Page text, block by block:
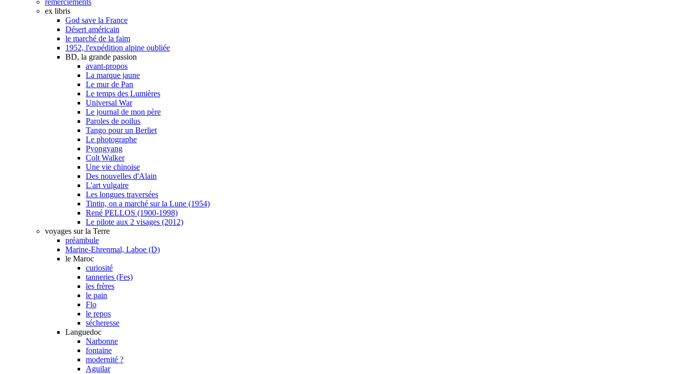
ex libris
God save la France
Désert américain
le marché de la faim
1952, l'expédition alpine oubliée
BD, la grande passion
avant-propos
La marque jaune
Le mur de Pan
Le temps des Lumières
Universal War
Le journal de mon père
Paroles de poilus
Tango pour un Berliet
Le photographe
Pyongyang
Colt Walker
Une vie chinoise
Des nouvelles d'Alain
L'art vulgaire
Les longues traversées
Tintin, on a marché sur la Lune (1954)
René PELLOS (1900-1998)
Le pilote aux 2 visages (2012)
voyages sur la Terre
préambule
Marine-Ehrenmal, Laboe (D)
le Maroc
curiosité
tanneries (Fes)
les frères
le pain
Flo
le repos
sécheresse
Languedoc
Narbonne
fontaine
modernité ?
Aguilar